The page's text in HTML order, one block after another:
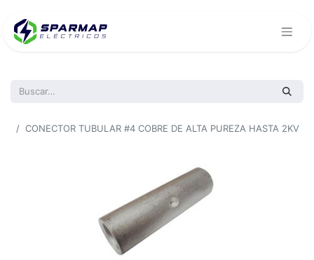
CONECTOR TUBULAR #4 COBRE DE ALTA PUREZA HASTA 2KV